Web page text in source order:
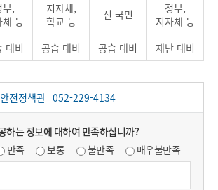
부,
체 등
지자체,
학교 등
전 국민
정부,
지자체 등
대비 공습 대비 공습 대비 재난 대비
안전정책관 052-229-4134
하는 정보에 대하여 만족하십니까?
만족 보통 불만족 매우불만족